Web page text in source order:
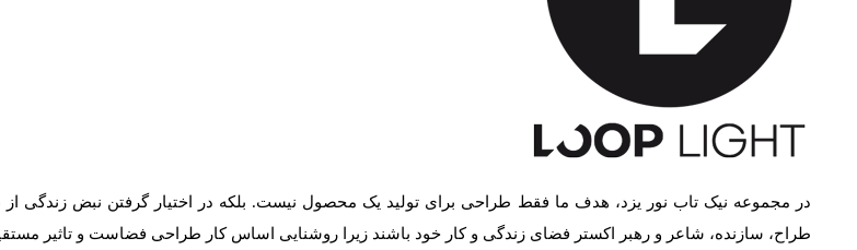
در مجموعه نیک تاب نور یزد، هدف ما فقط طراحی برای تولید یک محصول نیست. بلکه در اختیار گرفتن نبض زندگی
طراح، سازنده، شاعر و رهبر اکستر فضای زندگی و کار خود باشند زیرا روشنایی اساس کار طراحی فضاست و تاثیر